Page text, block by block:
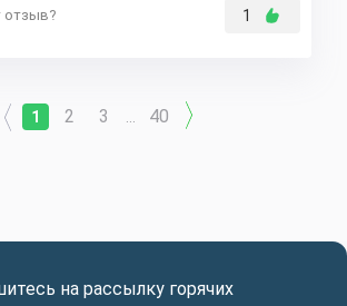
отзыв? 1
1 2 3 40
на рассылку горячих